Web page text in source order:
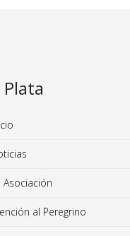
Plata
Asociación
al Peregrino